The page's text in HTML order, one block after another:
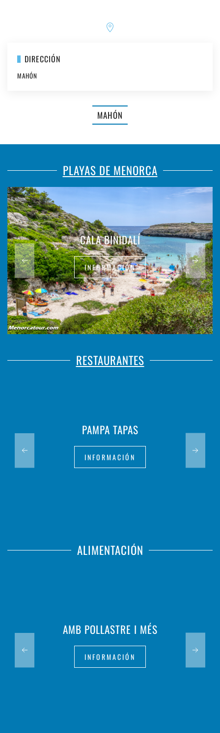
DIRECCIÓN
MAHÓN
MAHÓN
PLAYAS DE MENORCA
CALA BINIDALÍ
INFORMACIÓN
RESTAURANTES
PAMPA TAPAS
INFORMACIÓN
ALIMENTACIÓN
AMB POLLASTRE I MÉS
INFORMACIÓN